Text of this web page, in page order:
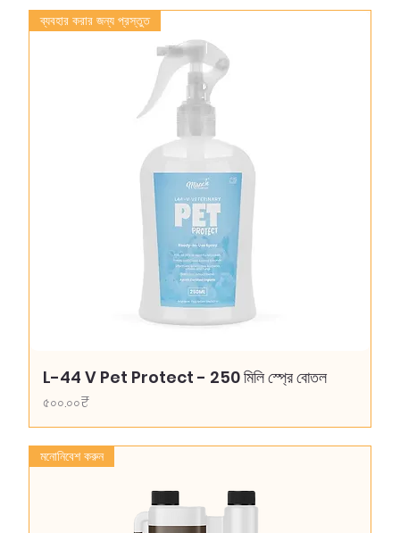
ব্যবহার করার জন্য প্রস্তুত
L-44 V Pet Protect - 250 মিলি স্প্রে বোতল
Price
৫০০.০০₹
মনোনিবেশ করুন